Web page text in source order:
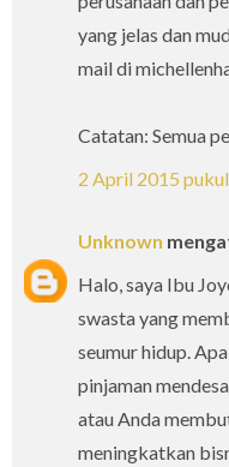
yang jelas dan
mail di
Catatan: Semua
2 April 2015
Unknown
Halo, saya Ibu
swasta yang
seumur hidup.
pinjaman
atau Anda
meningkatkan